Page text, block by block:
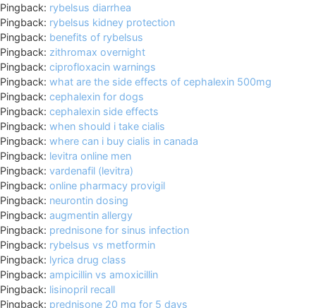
Pingback: rybelsus diarrhea
Pingback: rybelsus kidney protection
Pingback: benefits of rybelsus
Pingback: zithromax overnight
Pingback: ciprofloxacin warnings
Pingback: what are the side effects of cephalexin 500mg
Pingback: cephalexin for dogs
Pingback: cephalexin side effects
Pingback: when should i take cialis
Pingback: where can i buy cialis in canada
Pingback: levitra online men
Pingback: vardenafil (levitra)
Pingback: online pharmacy provigil
Pingback: neurontin dosing
Pingback: augmentin allergy
Pingback: prednisone for sinus infection
Pingback: rybelsus vs metformin
Pingback: lyrica drug class
Pingback: ampicillin vs amoxicillin
Pingback: lisinopril recall
Pingback: prednisone 20 mg for 5 days